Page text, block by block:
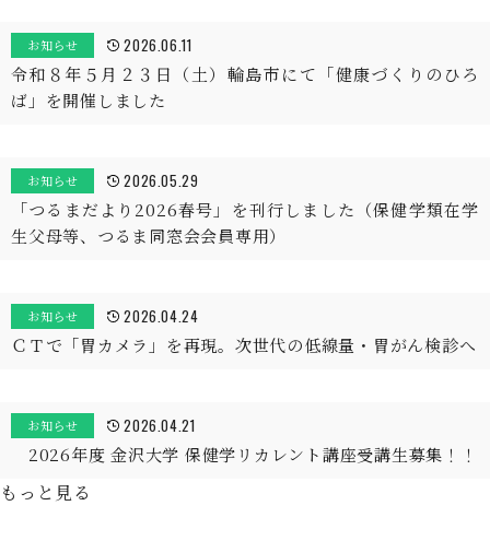
お知らせ 2026.06.11
令和８年５月２３日（土）輪島市にて「健康づくりのひろ
ば」を開催しました
お知らせ 2026.05.29
「つるまだより2026春号」を刊行しました（保健学類在学
生父母等、つるま同窓会会員専用）
お知らせ 2026.04.24
ＣＴで「胃カメラ」を再現。次世代の低線量・胃がん検診へ
お知らせ 2026.04.21
2026年度 金沢大学 保健学リカレント講座受講生募集！！
もっと見る